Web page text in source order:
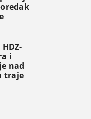
kao
i
nad
traje